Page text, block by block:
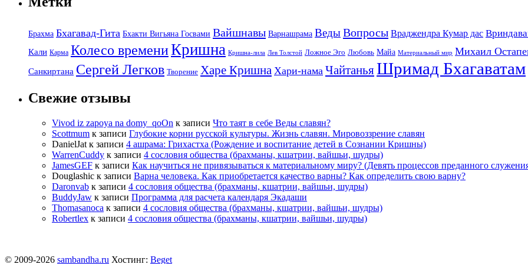
Брахма Бхагавад-Гита Бхакти Вигьяна Госвами Вайшнавы Варнашрама ВедыВопросы Враджендра Кумар дас
Кали Карма Колесо времениКришна Кришна-лила Лев Толстой Ложное Эго Любовь Майа Материальный мир Михаил
Санкиртана Сергей Легков Творение Харе Кришна Хари-нама ЧайтаньяШримад Бхагаватам
Свежие отзывы
Vivod iz zapoya na domy_qoOn к записи Что таят в себе Веды славян?
Scottmum к записи Глубокие корни русской культуры. Жизнь славян. Мировоззрение славян
DanielJat к записи 4 ашрама: Грихастха (Рождение и воспитание детей в Сознании Кришны)
WarrenCuddy к записи 4 сословия общества (брахманы, кшатрии, вайшьи, шудры)
JamesGEF к записи Как научиться не привязываться к материальному миру? (Девять процессов преданного
Douglashic к записи Варна человека. Как приобретается качество варны? Как определить свою варну?
Daronvab к записи 4 сословия общества (брахманы, кшатрии, вайшьи, шудры)
BuddyJaw к записи Программа для расчета календаря Экадаши
Thomasanoca к записи 4 сословия общества (брахманы, кшатрии, вайшьи, шудры)
Robertlex к записи 4 сословия общества (брахманы, кшатрии, вайшьи, шудры)
© 2009-2026 sambandha.ru Хостинг: Beget